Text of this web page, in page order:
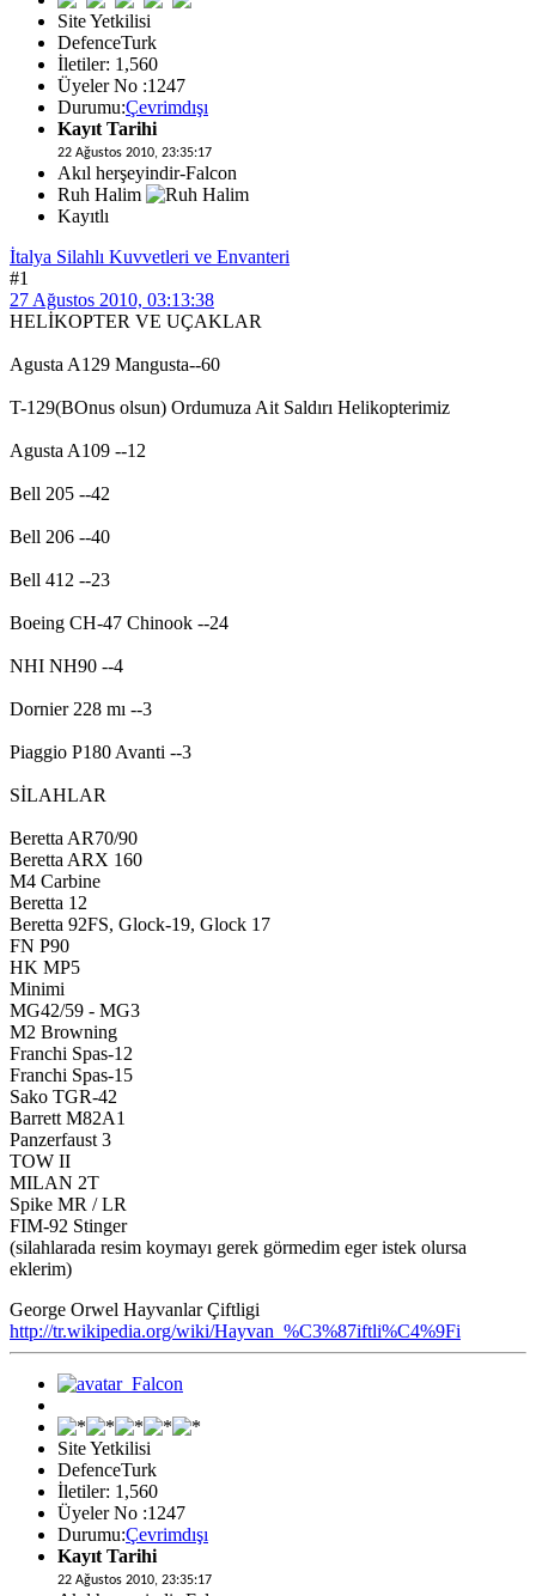
Site Yetkilisi
DefenceTurk
İletiler: 1,560
Üyeler No :1247
Durumu:Çevrimdışı
Kayıt Tarihi
22 Ağustos 2010, 23:35:17
Akıl herşeyindir-Falcon
Ruh Halim
Kayıtlı
İtalya Silahlı Kuvvetleri ve Envanteri
#1
27 Ağustos 2010, 03:13:38
HELİKOPTER VE UÇAKLAR
Agusta A129 Mangusta--60
T-129(BOnus olsun) Ordumuza Ait Saldırı Helikopterimiz
Agusta A109 --12
Bell 205 --42
Bell 206 --40
Bell 412 --23
Boeing CH-47 Chinook --24
NHI NH90 --4
Dornier 228 mı --3
Piaggio P180 Avanti --3
SİLAHLAR
Beretta AR70/90
Beretta ARX 160
M4 Carbine
Beretta 12
Beretta 92FS, Glock-19, Glock 17
FN P90
HK MP5
Minimi
MG42/59 - MG3
M2 Browning
Franchi Spas-12
Franchi Spas-15
Sako TGR-42
Barrett M82A1
Panzerfaust 3
TOW II
MILAN 2T
Spike MR / LR
FIM-92 Stinger
(silahlarada resim koymayı gerek görmedim eger istek olursa
eklerim)
George Orwel Hayvanlar Çiftligi
http://tr.wikipedia.org/wiki/Hayvan_%C3%87iftli%C4%9Fi
Site Yetkilisi
DefenceTurk
İletiler: 1,560
Üyeler No :1247
Durumu:Çevrimdışı
Kayıt Tarihi
22 Ağustos 2010, 23:35:17